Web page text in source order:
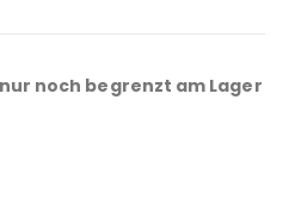
noch begrenzt am Lager